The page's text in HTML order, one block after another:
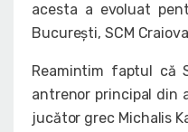
acesta a evoluat
București, SCM
Reamintim faptul că
antrenor principal din
jucător grec Michalis